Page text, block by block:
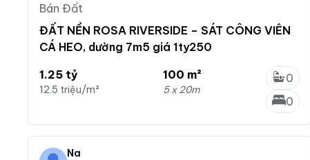
Bán Đất
ĐẤT NỀN ROSA RIVERSIDE – SÁT CÔNG VIÊN
CÁ HEO, dường 7m5 giá 1ty250
1.25 tỷ
12.5 triệu/m²
100 m²
5 x 20m
0
0
Na